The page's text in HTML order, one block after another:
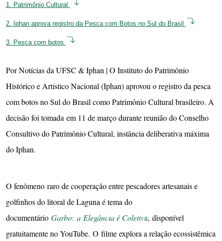
1. Patrimônio Cultural
2. Iphan aprova registro da Pesca com Botos no Sul do Brasil
3. Pesca com botos
Por Notícias da UFSC & Iphan | O Instituto do Patrimônio
Histórico e Artístico Nacional (Iphan) aprovou o registro da pesca
com botos no Sul do Brasil como Patrimônio Cultural brasileiro. A
decisão foi tomada em 11 de março durante reunião do Conselho
Consultivo do Patrimônio Cultural, instância deliberativa máxima
do Iphan.
O fenômeno raro de cooperação entre pescadores artesanais e
golfinhos do litoral de Laguna é tema do
documentário Garbo: a Elegância é Coletiva, disponível
gratuitamente no YouTube. O filme explora a relação ecossistêmica